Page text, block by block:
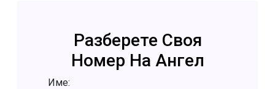
Разберете Своя
Номер На Ангел
Име: